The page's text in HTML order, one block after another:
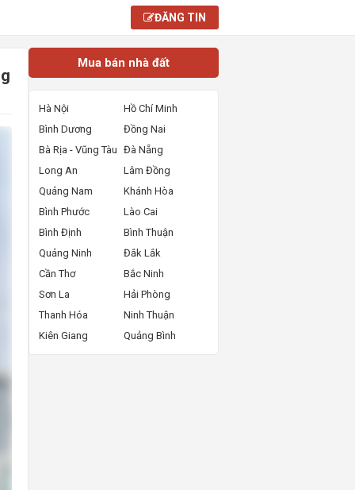
ĐĂNG TIN
Mua bán nhà đất
Hà Nội
Hồ Chí Minh
Bình Dương
Đồng Nai
Bà Rịa - Vũng Tàu Đà Nẵng
Long An
Lâm Đồng
Quảng Nam
Khánh Hòa
Bình Phước
Lào Cai
Bình Định
Bình Thuận
Quảng Ninh
Đắk Lắk
Cần Thơ
Bắc Ninh
Sơn La
Hải Phòng
Thanh Hóa
Ninh Thuận
Kiên Giang
Quảng Bình